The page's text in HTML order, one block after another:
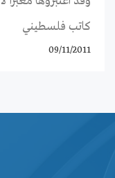
كاتب فلسطيني
09/11/2011